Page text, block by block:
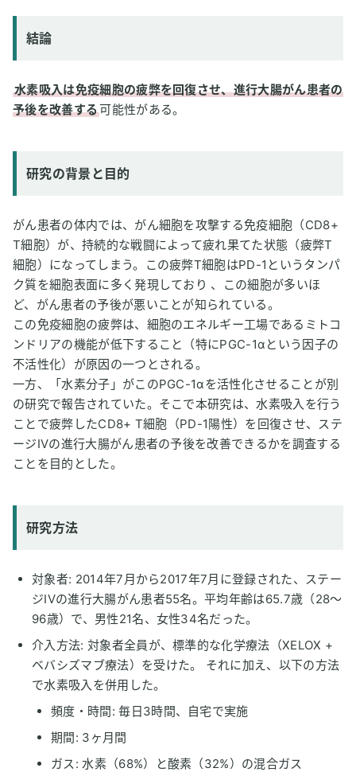
結論
水素吸入は免疫細胞の疲弊を回復させ、進行大腸がん患者の
予後を改善する可能性がある。
研究の背景と目的
がん患者の体内では、がん細胞を攻撃する免疫細胞（CD8+
T細胞）が、持続的な戦闘によって疲れ果てた状態（疲弊T
細胞）になってしまう。この疲弊T細胞はPD-1というタンパ
ク質を細胞表面に多く発現しており 、この細胞が多いほ
ど、がん患者の予後が悪いことが知られている。
この免疫細胞の疲弊は、細胞のエネルギー工場であるミトコ
ンドリアの機能が低下すること（特にPGC-1αという因子の
不活性化）が原因の一つとされる。
一方、「水素分子」がこのPGC-1αを活性化させることが別
の研究で報告されていた。そこで本研究は、水素吸入を行う
ことで疲弊したCD8+ T細胞（PD-1陽性）を回復させ、ステ
ージIVの進行大腸がん患者の予後を改善できるかを調査する
ことを目的とした。
研究方法
対象者: 2014年7月から2017年7月に登録された、ステー
ジIVの進行大腸がん患者55名。平均年齢は65.7歳（28〜
96歳）で、男性21名、女性34名だった。
介入方法: 対象者全員が、標準的な化学療法（XELOX +
ベバシズマブ療法）を受けた。 それに加え、以下の方法
で水素吸入を併用した。
頻度・時間: 毎日3時間、自宅で実施
期間: 3ヶ月間
ガス: 水素（68%）と酸素（32%）の混合ガス